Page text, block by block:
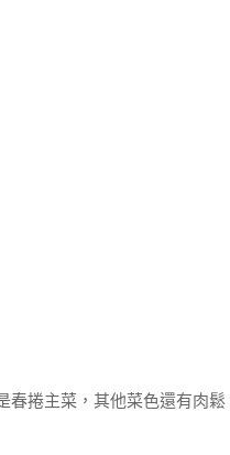
春捲主菜，其他菜色還有肉